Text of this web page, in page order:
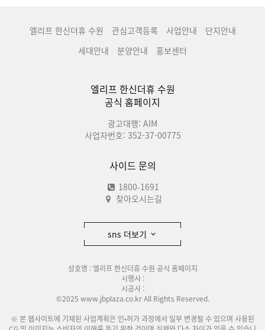
엘리프 한신더휴 수원 관심고객등록 사업안내
단지안내
세대안내
분양안내 홍보센터
엘리프 한신더휴 수원
공식 홈페이지
광고대행: AIM
사업자번호: 352-37-00775
사이드 문의
1800-1691
찾아오시는길
sns 더보기
상호명 : 엘리프 한신더휴 수원 공식 홈페이지
시행사 :
시공사 :
©2025 www.jbplaza.co.kr All Rights Reserved.
※ 본 웹사이트에 기재된 사업계획은 인•허가 과정에서 일부 변경될 수 있으며 사용된